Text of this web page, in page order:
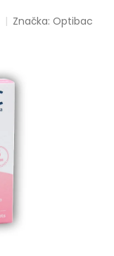
Značka:Optibac